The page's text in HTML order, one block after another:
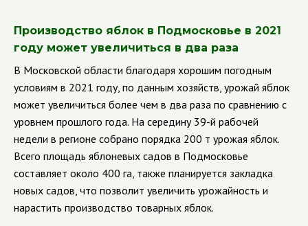
Производство яблок в Подмосковье в 2021
году может увеличиться в два раза
В Московской области благодаря хорошим погодным
условиям в 2021 году, по данным хозяйств, урожай яблок
может увеличиться более чем в два раза по сравнению с
уровнем прошлого года. На середину 39-й рабочей
недели в регионе собрано порядка 200 т урожая яблок.
Всего площадь яблоневых садов в Подмосковье
составляет около 400 га, также планируется закладка
новых садов, что позволит увеличить урожайность и
нарастить производство товарных яблок.